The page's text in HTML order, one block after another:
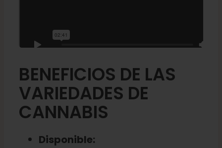
BENEFICIOS DE LAS
VARIEDADES DE
CANNABIS
Disponible: